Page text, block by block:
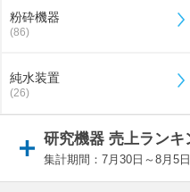
粉砕機器
(86)
純水装置
(26)
研究機器 売上ランキ
集計期間：7月30日～8月5日